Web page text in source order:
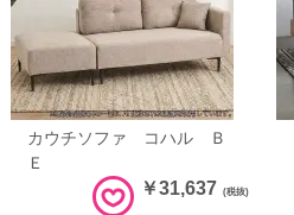
カウチソファ コハル Ｂ
Ｅ
￥31,637 (税抜)